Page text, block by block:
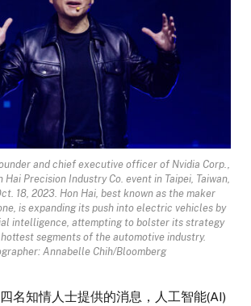
and chief executive officer of Nvidia Corp.,
Hai Precision Industry Co. event in Taipei, Taiwan,
18, 2023. Hon Hai, best known as the maker
is expanding its push into electric vehicles by
intelligence, attempting to bolster its strategy
segments of the automotive industry.
Annabelle Chih/Bloomberg
名知情人士提供的消息，人工智能(AI)